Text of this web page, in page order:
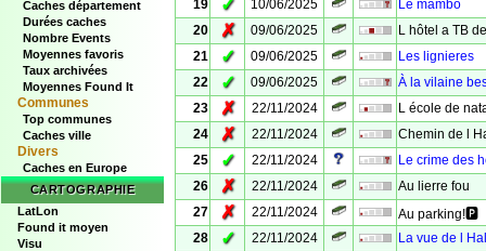
Caches département
Durées caches
Nombre Events
Moyennes favoris
Taux archivées
Moyennes Found It
Communes
Top communes
Caches ville
Divers
Caches en Europe
CARTOGRAPHIE
LatLon
Found it moyen
Visu
19
✓ 10/06/2025
Le mambo
20
✗ 09/06/2025
L hôtel a TB
21
✓ 09/06/2025
Les lignieres
22
✓ 09/06/2025
À la vilaine
23
✗ 22/11/2024
L école de
24
✗ 22/11/2024
Chemin de l
25
✓ 22/11/2024
Le crime des
26
✗ 22/11/2024
Au lierre fou
27
✗ 22/11/2024
Au parking!🅿️
28
✓ 22/11/2024
La vue de l